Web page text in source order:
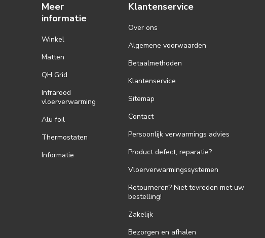
Meer
informatie
Winkel
Matten
QH Grid
Infrarood
vloerverwarming
Alu foil
Thermostaten
Informatie
Klantenservice
Over ons
Algemene voorwaarden
Betaalmethoden
Klantenservice
Sitemap
Contact
Persoonlijk verwarmings advies
Product defect, reparatie?
Vloerverwarmingssystemen
Retourneren? Niet tevreden met uw
bestelling!
Zakelijk
Bezorgen en afhalen